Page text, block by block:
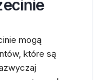
mogą
które są